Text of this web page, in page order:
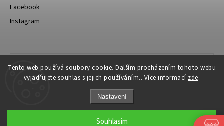
Tento web používá soubory cookie. Dalším procházením tohoto webu
vyjadřujete souhlas s jejich používáním.. Více informací zde.
Nastavení
Souhlasím
Facebook
Instagram